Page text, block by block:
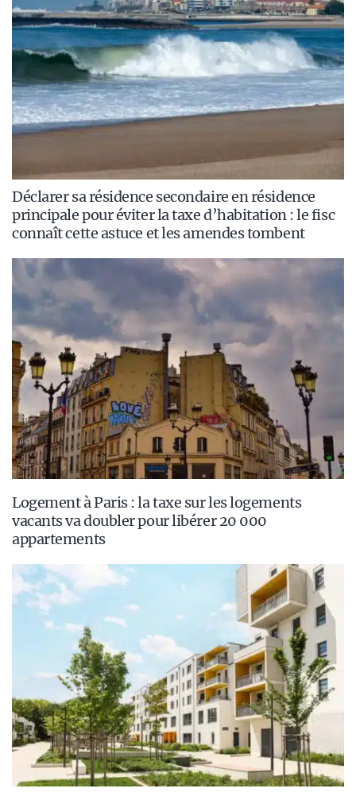
Déclarer sa résidence secondaire en résidence
principale pour éviter la taxe d’habitation : le fisc
connaît cette astuce et les amendes tombent
Logement à Paris : la taxe sur les logements
vacants va doubler pour libérer 20 000
appartements